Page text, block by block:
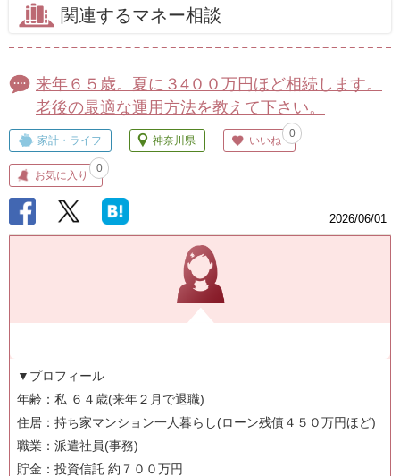
関連するマネー相談
来年６５歳。夏に３4００万円ほど相続します。
老後の最適な運用方法を教えて下さい。
家計・ライフ 神奈川県 いいね
0
お気に入り
0
2026/06/01
▼プロフィール
年齢：私 ６４歳(来年２月で退職)
住居：持ち家マンション一人暮らし(ローン残債４５０万円ほど)
職業：派遣社員(事務)
貯金：投資信託 約７００万円